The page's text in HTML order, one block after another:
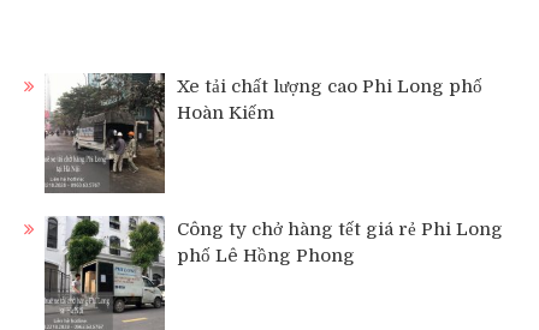
Xe tải chất lượng cao Phi Long phố
Hoàn Kiếm
Công ty chở hàng tết giá rẻ Phi Long
phố Lê Hồng Phong